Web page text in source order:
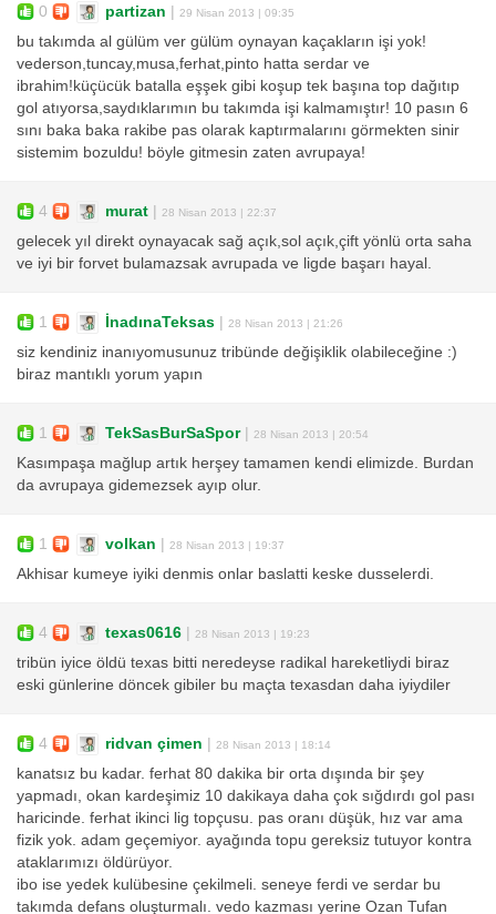
0 partizan | 29 Nisan 2013 | 09:35
bu takımda al gülüm ver gülüm oynayan kaçakların işi yok!
vederson,tuncay,musa,ferhat,pinto hatta serdar ve
ibrahim!küçücük batalla eşşek gibi koşup tek başına top dağıtıp
gol atıyorsa,saydıklarımın bu takımda işi kalmamıştır! 10 pasın 6
sını baka baka rakibe pas olarak kaptırmalarını görmekten sinir
sistemim bozuldu! böyle gitmesin zaten avrupaya!
4 murat | 28 Nisan 2013 | 22:37
gelecek yıl direkt oynayacak sağ açık,sol açık,çift yönlü orta saha
ve iyi bir forvet bulamazsak avrupada ve ligde başarı hayal.
1 İnadınaTeksas | 28 Nisan 2013 | 21:26
siz kendiniz inanıyomusunuz tribünde değişiklik olabileceğine :)
biraz mantıklı yorum yapın
1 TekSasBurSaSpor| 28 Nisan 2013 | 20:54
Kasımpaşa mağlup artık herşey tamamen kendi elimizde. Burdan
da avrupaya gidemezsek ayıp olur.
1 volkan | 28 Nisan 2013 | 19:37
Akhisar kumeye iyiki denmis onlar baslatti keske dusselerdi.
4 texas0616 | 28 Nisan 2013 | 19:23
tribün iyice öldü texas bitti neredeyse radikal hareketliydi biraz
eski günlerine döncek gibiler bu maçta texasdan daha iyiydiler
4 ridvan çimen | 28 Nisan 2013 | 18:14
kanatsız bu kadar. ferhat 80 dakika bir orta dışında bir şey
yapmadı, okan kardeşimiz 10 dakikaya daha çok sığdırdı gol pası
haricinde. ferhat ikinci lig topçusu. pas oranı düşük, hız var ama
fizik yok. adam geçemiyor. ayağında topu gereksiz tutuyor kontra
ataklarımızı öldürüyor.
ibo ise yedek kulübesine çekilmeli. seneye ferdi ve serdar bu
takımda defans oluşturmalı. vedo kazması yerine Ozan Tufan